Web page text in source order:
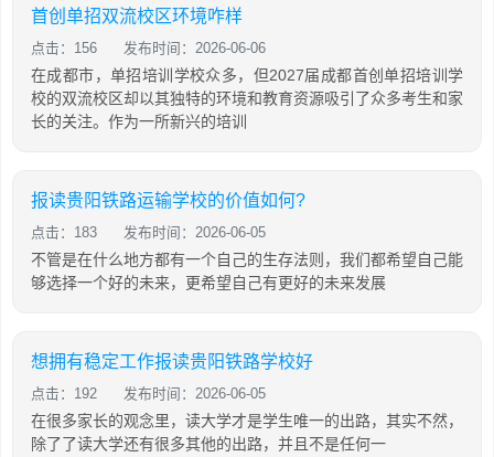
首创单招双流校区环境咋样
点击：156 发布时间：2026-06-06
在成都市，单招培训学校众多，但2027届成都首创单招培训学
校的双流校区却以其独特的环境和教育资源吸引了众多考生和家
长的关注。作为一所新兴的培训
报读贵阳铁路运输学校的价值如何?
点击：183 发布时间：2026-06-05
不管是在什么地方都有一个自己的生存法则，我们都希望自己能
够选择一个好的未来，更希望自己有更好的未来发展
想拥有稳定工作报读贵阳铁路学校好
点击：192 发布时间：2026-06-05
在很多家长的观念里，读大学才是学生唯一的出路，其实不然，
除了了读大学还有很多其他的出路，并且不是任何一